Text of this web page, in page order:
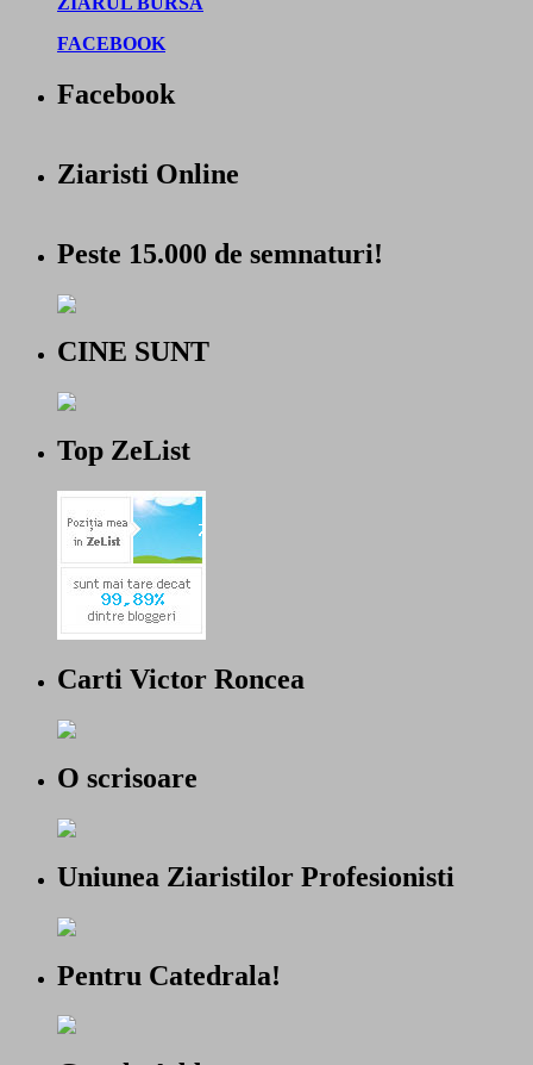
FACEBOOK
Facebook
Ziaristi Online
Peste 15.000 de semnaturi!
CINE SUNT
Top ZeList
Carti Victor Roncea
O scrisoare
Uniunea Ziaristilor Profesionisti
Pentru Catedrala!